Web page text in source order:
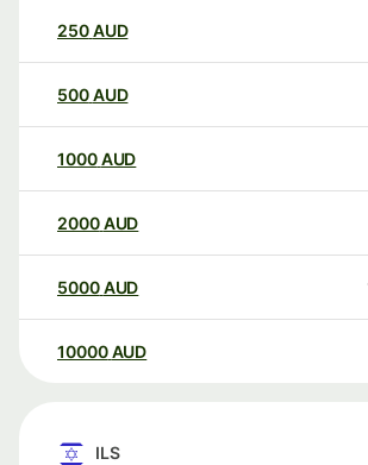
250AUD
500AUD
1000AUD
2000AUD
5000AUD
10000 AUD
ILS